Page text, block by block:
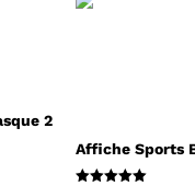
2
Affiche Sports